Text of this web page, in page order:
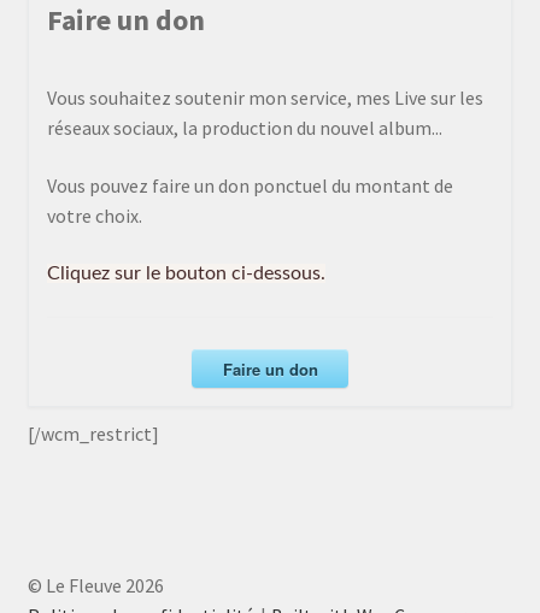
Faire un don
Vous souhaitez soutenir mon service, mes Live sur les
réseaux sociaux, la production du nouvel album...
Vous pouvez faire un don ponctuel du montant de
votre choix.
Cliquez sur le bouton ci-dessous.
Faire un don
[/wcm_restrict]
© Le Fleuve 2026